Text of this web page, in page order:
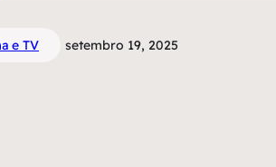
e TV setembro 19, 2025